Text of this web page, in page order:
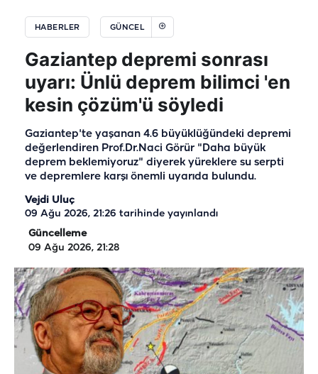
HABERLER GÜNCEL
Gaziantep depremi sonrası
uyarı: Ünlü deprem bilimci 'en
kesin çözüm'ü söyledi
Gaziantep'te yaşanan 4.6 büyüklüğündeki depremi
değerlendiren Prof.Dr.Naci Görür "Daha büyük
deprem beklemiyoruz" diyerek yüreklere su serpti
ve depremlere karşı önemli uyarıda bulundu.
Vejdi Uluç
09 Ağu 2026, 21:26 tarihinde yayınlandı
Güncelleme
09 Ağu 2026, 21:28